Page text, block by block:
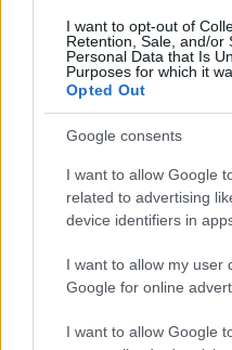
I want to opt-out of
Retention, Sale, and/or
Personal Data that Is
Purposes for which it
Opted Out
Google consents
I want to allow Google
related to advertising
device identifiers in
I want to allow my user
Google for online
I want to allow Google
Ismét világsztárok
2017. 05. 08. Kultúrpart
Collective, Incognito – csak
idei felhozatalából.